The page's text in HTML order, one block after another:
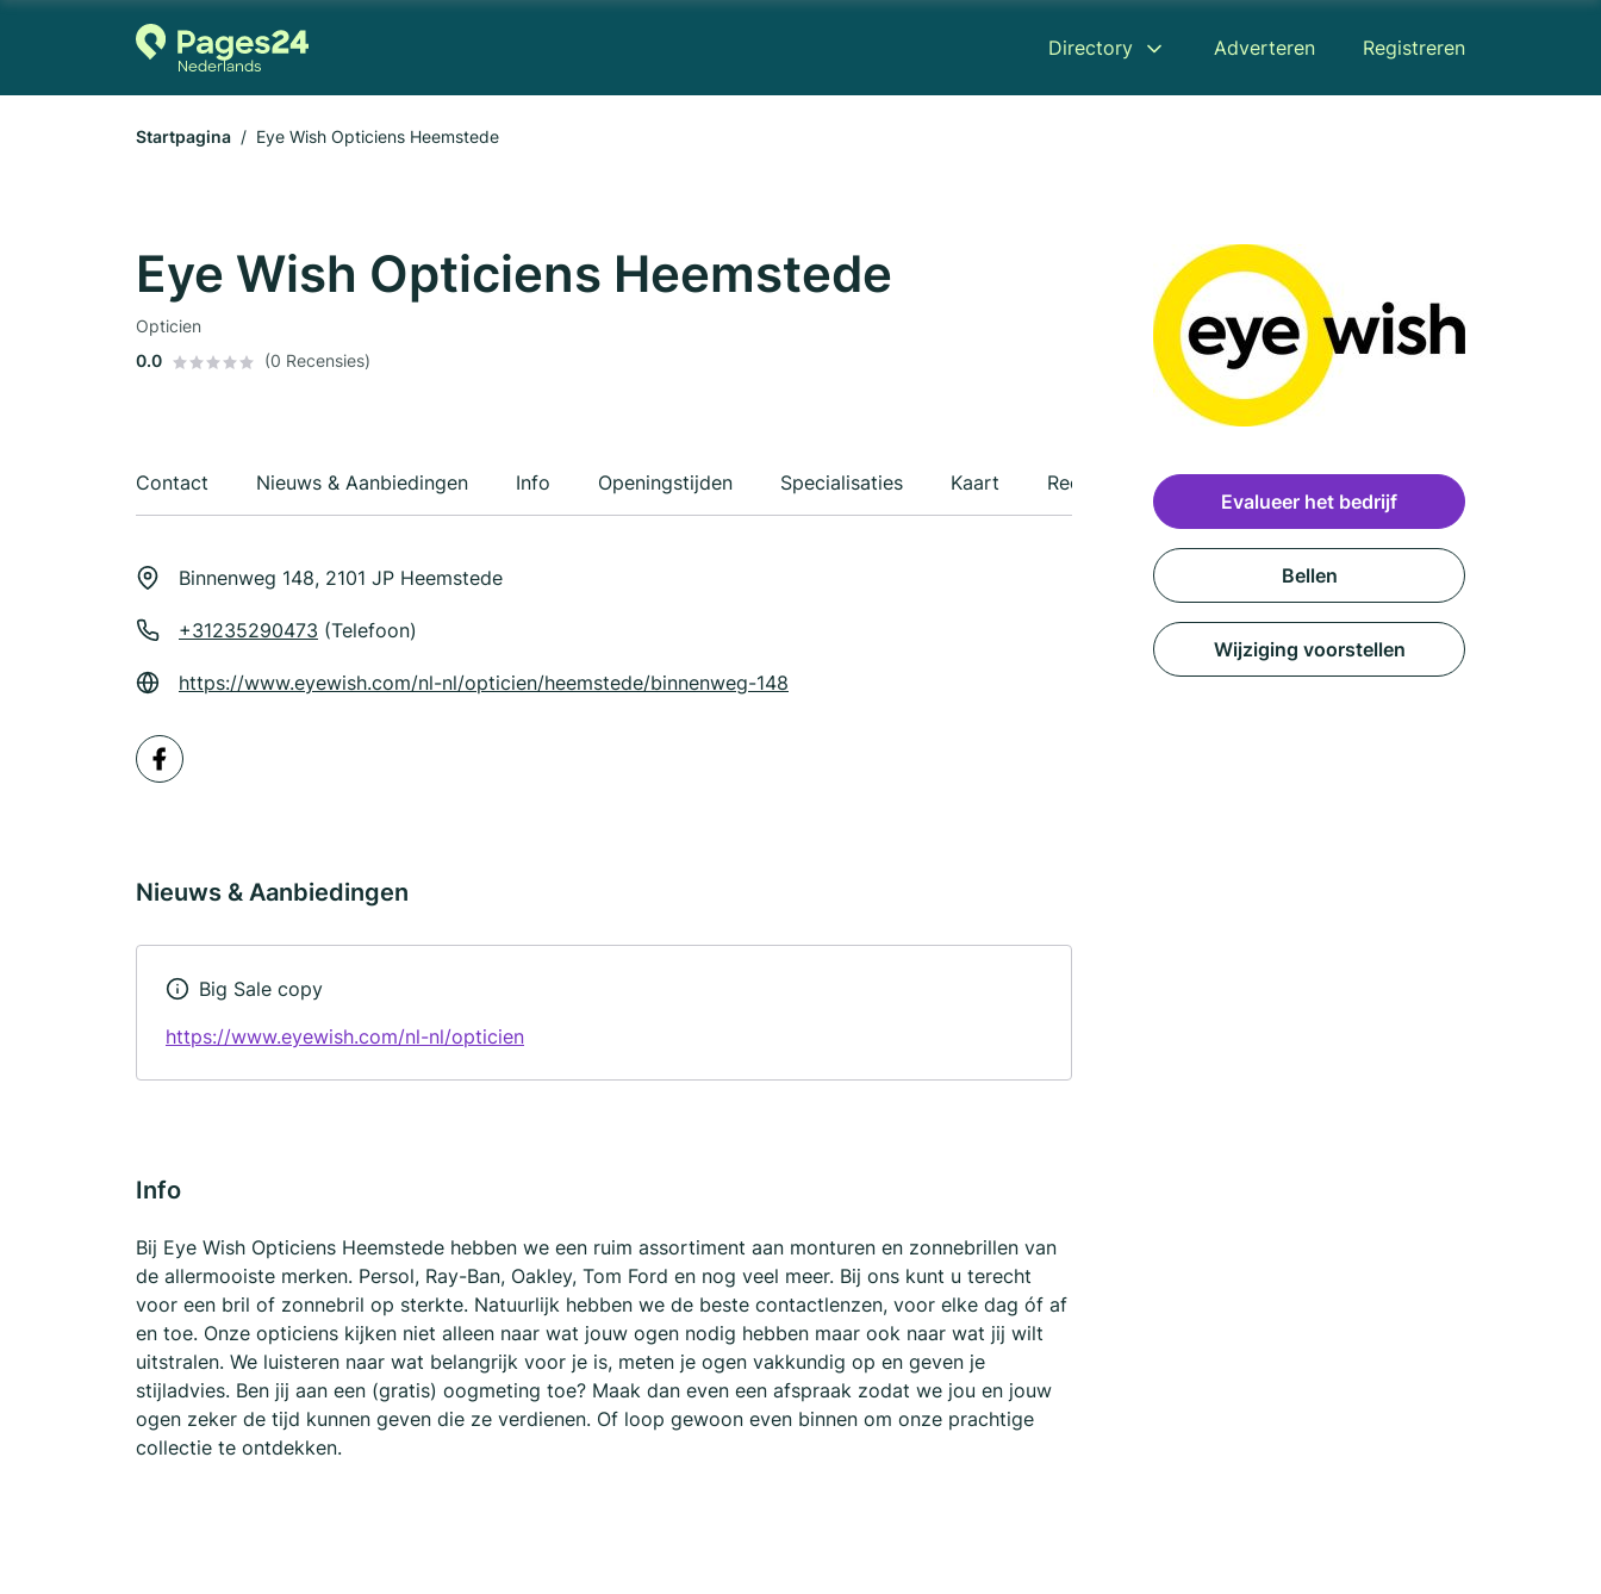
Directory Adverteren Registreren
Startpagina Eye Wish Opticiens Heemstede
Eye Wish Opticiens Heemstede
Opticien
0.0
(0 Recensies)
Contact Nieuws & Aanbiedingen Info Openingstijden Specialisaties Kaart Recensies
Binnenweg 148, 2101 JP Heemstede
+31235290473 (Telefoon)
https://www.eyewish.com/nl-nl/opticien/heemstede/binnenweg-148
Nieuws & Aanbiedingen
Big Sale copy
https://www.eyewish.com/nl-nl/opticien
Info
Bij Eye Wish Opticiens Heemstede hebben we een ruim assortiment aan monturen en zonnebrillen van
de allermooiste merken. Persol, Ray-Ban, Oakley, Tom Ford en nog veel meer. Bij ons kunt u terecht
voor een bril of zonnebril op sterkte. Natuurlijk hebben we de beste contactlenzen, voor elke dag óf af
en toe. Onze opticiens kijken niet alleen naar wat jouw ogen nodig hebben maar ook naar wat jij wilt
uitstralen. We luisteren naar wat belangrijk voor je is, meten je ogen vakkundig op en geven je
stijladvies. Ben jij aan een (gratis) oogmeting toe? Maak dan even een afspraak zodat we jou en jouw
ogen zeker de tijd kunnen geven die ze verdienen. Of loop gewoon even binnen om onze prachtige
collectie te ontdekken.
Evalueer het bedrijf
Bellen
Wijziging voorstellen